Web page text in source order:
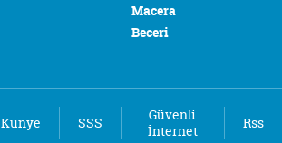
Macera
Beceri
Künye SSS
Güvenli
İnternet
Rss